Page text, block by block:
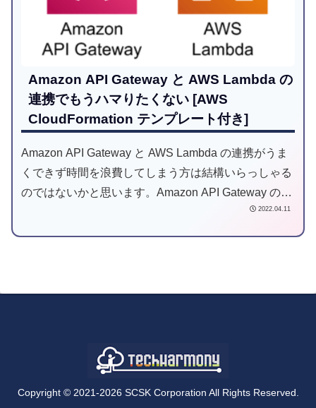
Amazon API Gateway と AWS Lambda の
連携でもうハマりたくない [AWS
CloudFormation テンプレート付き]
Amazon API Gateway と AWS Lambda の連携がうま
くできず時間を浪費してしまう方は結構いらっしゃる
のではないかと思います。Amazon API Gateway のタ
イプや AWS Lambda との統合の仕方によって AWS
ています。
2022.04.11
Copyright © 2021-2026 SCSK Corporation All Rights Reserved.